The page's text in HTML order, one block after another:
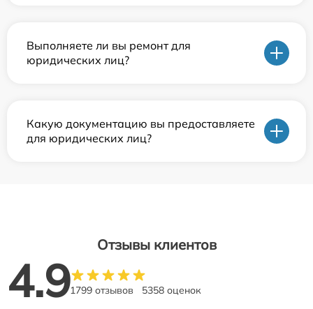
Выполняете ли вы ремонт для
юридических лиц?
Какую документацию вы предоставляете
для юридических лиц?
Отзывы клиентов
4.91799 отзывов 5358 оценок